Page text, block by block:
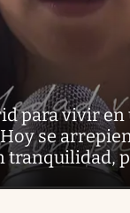
para vivir en
se
tranquilidad,